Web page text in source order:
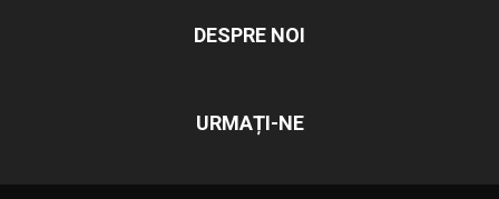
DESPRE NOI
URMAȚI-NE